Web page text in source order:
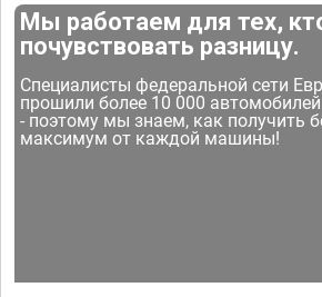
Мы работаем для тех,
почувствовать разницу.
Специалисты федеральной сети
прошили более 10 000
- поэтому мы знаем, как получить
максимум от каждой машины!